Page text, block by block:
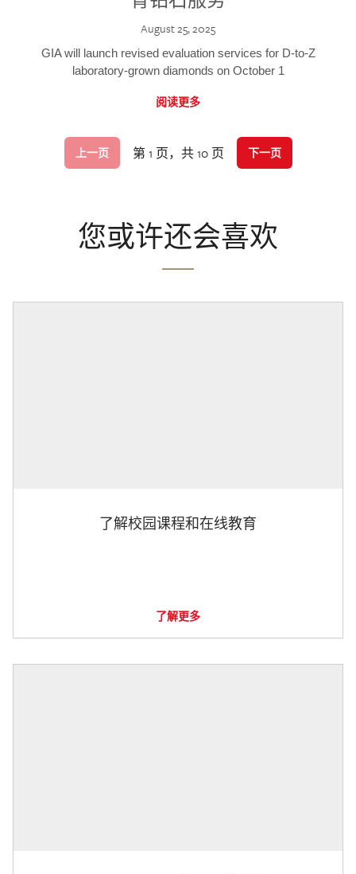
August 25, 2025
GIA will launch revised evaluation services for D-to-Z
laboratory-grown diamonds on October 1
阅读更多
上一页 第 1 页，共 10 页 下一页
您或许还会喜欢
了解校园课程和在线教育
了解更多